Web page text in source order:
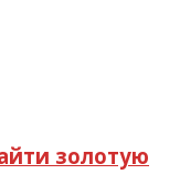
золотую